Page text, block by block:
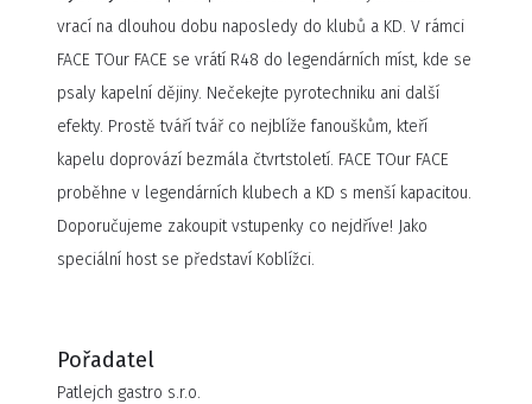
vrací na dlouhou dobu naposledy do klubů a KD. V rámci
FACE TOur FACE se vrátí R48 do legendárních míst, kde se
psaly kapelní dějiny. Nečekejte pyrotechniku ani další
efekty. Prostě tváří tvář co nejblíže fanouškům, kteří
kapelu doprovází bezmála čtvrtstoletí. FACE TOur FACE
proběhne v legendárních klubech a KD s menší kapacitou.
Doporučujeme zakoupit vstupenky co nejdříve! Jako
speciální host se představí Koblížci.
Pořadatel
Patlejch gastro s.r.o.